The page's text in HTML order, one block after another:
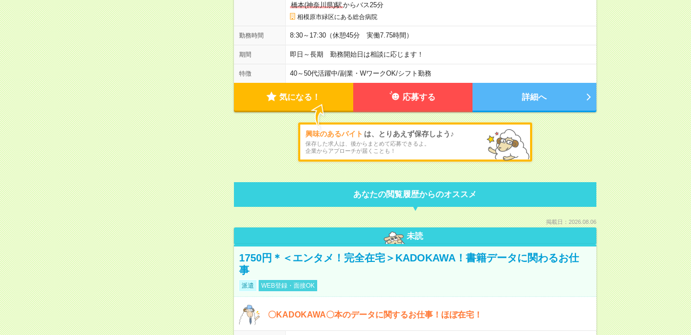
橋本(神奈川県)駅からバス25分
相模原市緑区にある総合病院
勤務時間 8:30～17:30（休憩45分 実働7.75時間）
期間 即日～長期 勤務開始日は相談に応じます！
特徴 40～50代活躍中/副業・WワークOK/シフト勤務
気になる！ 応募する 詳細へ
興味のあるバイト は、とりあえず保存しよう♪
保存した求人は、後からまとめて応募できるよ。
企業からアプローチが届くことも！
あなたの閲覧履歴からのオススメ
掲載日：2026.08.06
未読
1750円＊＜エンタメ！完全在宅＞KADOKAWA！書籍データに関わるお仕
事
派遣 WEB登録・面接OK
〇KADOKAWA〇本のデータに関するお仕事！ほぼ在宅！